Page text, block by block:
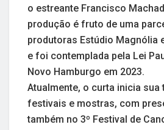
o estreante Francisco
produção é fruto de uma
produtoras Estúdio Magnólia
e foi contemplada pela Lei
Novo Hamburgo em 2023.
Atualmente, o curta inicia sua
festivais e mostras, com
também no 3º Festival de